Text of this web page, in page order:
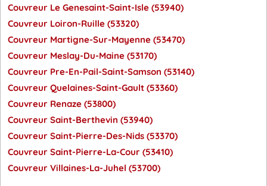
Couvreur Le Genesaint-Saint-Isle (53940)
Couvreur Loiron-Ruille (53320)
Couvreur Martigne-Sur-Mayenne (53470)
Couvreur Meslay-Du-Maine (53170)
Couvreur Pre-En-Pail-Saint-Samson (53140)
Couvreur Quelaines-Saint-Gault (53360)
Couvreur Renaze (53800)
Couvreur Saint-Berthevin (53940)
Couvreur Saint-Pierre-Des-Nids (53370)
Couvreur Saint-Pierre-La-Cour (53410)
Couvreur Villaines-La-Juhel (53700)